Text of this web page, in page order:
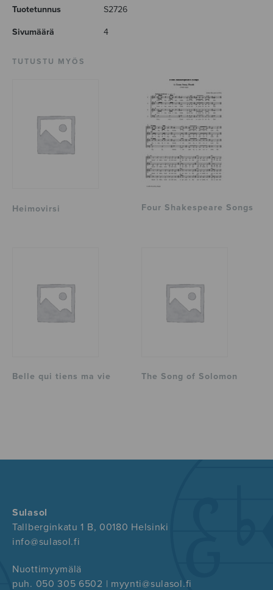
Tuotetunnus S2726
Sivumäärä 4
TUTUSTU MYÖS
Heimovirsi Four Shakespeare Songs
Belle qui tiens ma vie The Song of Solomon
Sulasol
Tallberginkatu 1 B, 00180 Helsinki
info@sulasol.fi
Nuottimyymälä
puh. 050 305 6502 | myynti@sulasol.fi